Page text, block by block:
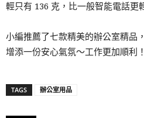
輕只有 136 克，比一般智能電話更
小編推薦了七款精美的辦公室精品
增添一份安心氣氛～工作更加順利！
TAGS 辦公室用品